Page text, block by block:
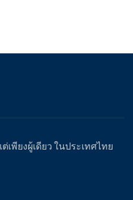
เพียงผู้เดียว ในประเทศไทย